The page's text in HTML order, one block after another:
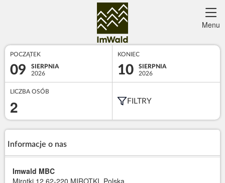
Menu
POCZĄTEK
09
SIERPNIA
2026
KONIEC
10
SIERPNIA
2026
LICZBA OSÓB
2 FILTRY
Informacje o nas
Imwald MBC
Mirotki 12 62-220 MIROTKI, Polska